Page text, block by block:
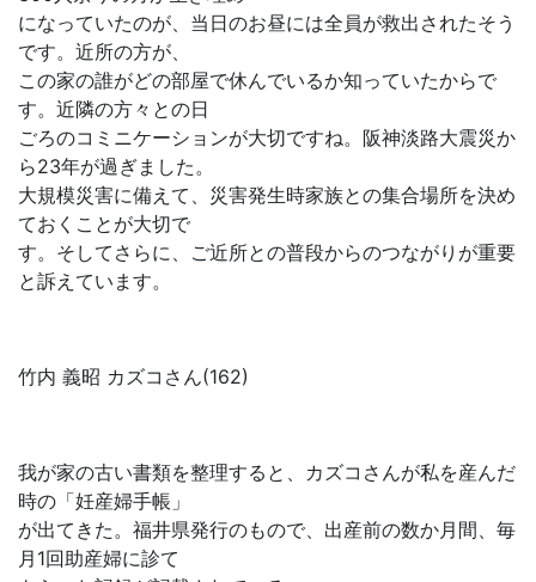
になっていたのが、当日のお昼には全員が救出されたそう
です。近所の方が、
この家の誰がどの部屋で休んでいるか知っていたからで
す。近隣の方々との日
ごろのコミニケーションが大切ですね。阪神淡路大震災か
ら23年が過ぎました。
大規模災害に備えて、災害発生時家族との集合場所を決め
ておくことが大切で
す。そしてさらに、ご近所との普段からのつながりが重要
と訴えています。
竹内 義昭 カズコさん(162)
我が家の古い書類を整理すると、カズコさんが私を産んだ
時の「妊産婦手帳」
が出てきた。福井県発行のもので、出産前の数か月間、毎
月1回助産婦に診て